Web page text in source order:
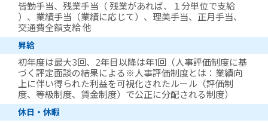
皆勤手当、残業手当（ 残業があれば、１分単位で支給
）、業績手当（業績に応じて）、理美手当、正月手当、
交通費全額支給 他
昇給
初年度は最大3回、2年目以降は年1回（人事評価制度に基
づく評定面談の結果による※人事評価制度とは：業績向
上に伴い得られた利益を可視化されたルール（評価制
度、等級制度、賃金制度）で公正に分配される制度）
休日・休暇